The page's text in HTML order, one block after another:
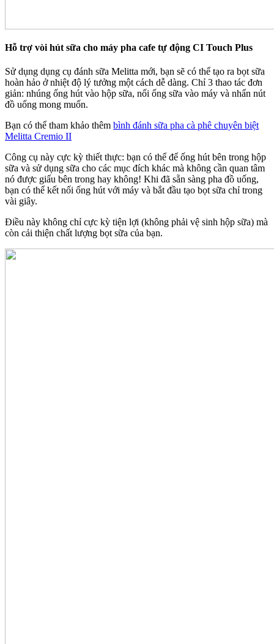
Hỗ trợ vòi hút sữa cho máy pha cafe tự động CI Touch Plus
Sử dụng dụng cụ đánh sữa Melitta mới, bạn sẽ có thể tạo ra bọt sữa
hoàn hảo ở nhiệt độ lý tưởng một cách dễ dàng. Chỉ 3 thao tác đơn
giản: nhúng ống hút vào hộp sữa, nối ống sữa vào máy và nhấn nút
đồ uống mong muốn.
Bạn có thể tham khảo thêm bình đánh sữa pha cà phê chuyên biệt
Melitta Cremio II
Công cụ này cực kỳ thiết thực: bạn có thể để ống hút bên trong hộp
sữa và sử dụng sữa cho các mục đích khác mà không cần quan tâm
nó được giấu bên trong hay không! Khi đã sẵn sàng pha đồ uống,
bạn có thể kết nối ống hút với máy và bắt đầu tạo bọt sữa chỉ trong
vài giây.
Điều này không chỉ cực kỳ tiện lợi (không phải vệ sinh hộp sữa) mà
còn cải thiện chất lượng bọt sữa của bạn.